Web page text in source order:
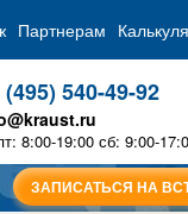
Партнерам
(495) 540-49-92
8:00-19:00 сб: 9:00-
ЗАПИСАТЬСЯ НА